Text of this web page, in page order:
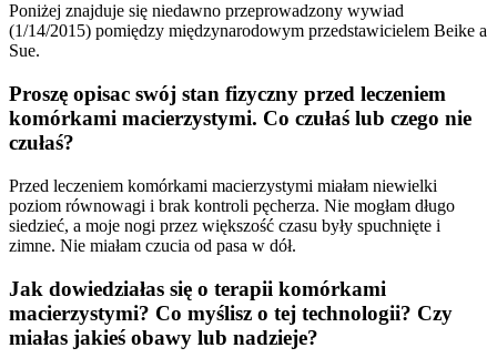
Poniżej znajduje się niedawno przeprowadzony wywiad
(1/14/2015) pomiędzy międzynarodowym przedstawicielem Beike a
Sue.
Proszę opisac swój stan fizyczny przed leczeniem
komórkami macierzystymi. Co czułaś lub czego nie
czułaś?
Przed leczeniem komórkami macierzystymi miałam niewielki
poziom równowagi i brak kontroli pęcherza. Nie mogłam długo
siedzieć, a moje nogi przez większość czasu były spuchnięte i
zimne. Nie miałam czucia od pasa w dół.
Jak dowiedziałas się o terapii komórkami
macierzystymi? Co myślisz o tej technologii? Czy
miałas jakieś obawy lub nadzieje?